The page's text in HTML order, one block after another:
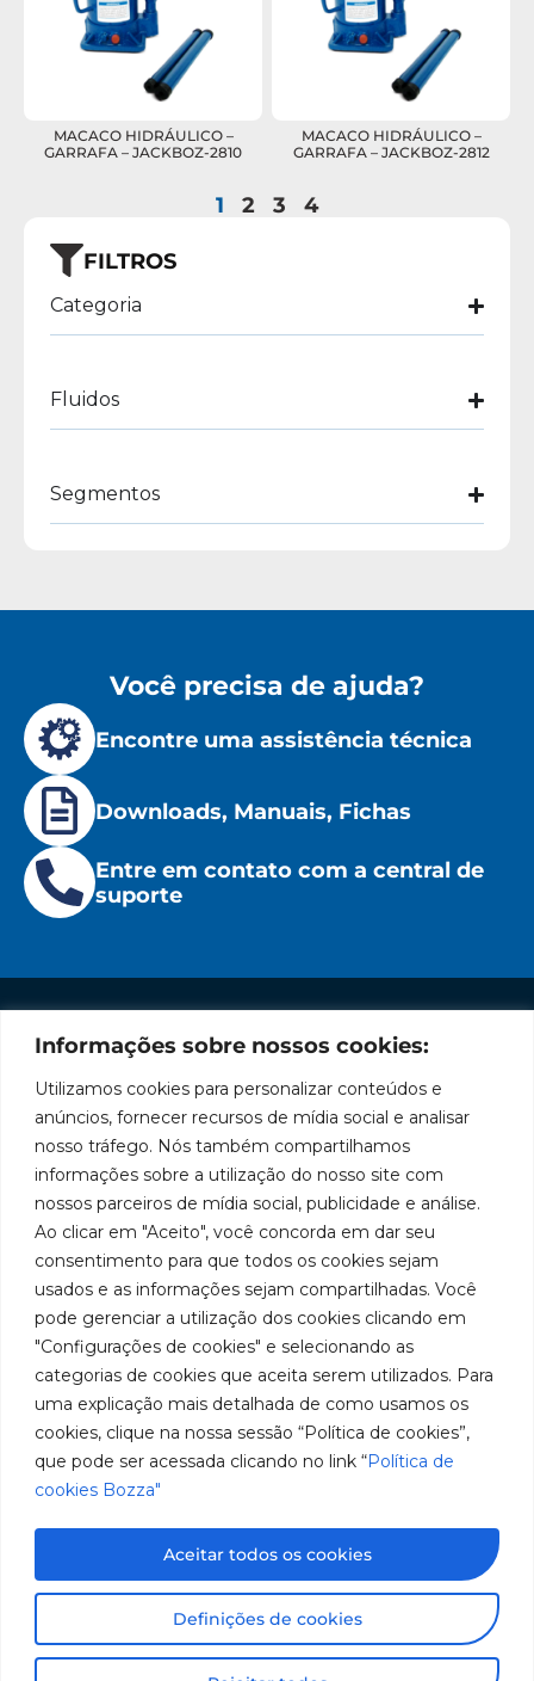
Informações sobre nossos cookies:
Utilizamos cookies para personalizar conteúdos e
anúncios, fornecer recursos de mídia social e analisar
nosso tráfego. Nós também compartilhamos
informações sobre a utilização do nosso site com
nossos parceiros de mídia social, publicidade e análise.
Ao clicar em "Aceito", você concorda em dar seu
consentimento para que todos os cookies sejam
usados e as informações sejam compartilhadas. Você
pode gerenciar a utilização dos cookies clicando em
"Configurações de cookies" e selecionando as
categorias de cookies que aceita serem utilizados. Para
uma explicação mais detalhada de como usamos os
cookies, clique na nossa sessão “Política de cookies”,
que pode ser acessada clicando no link “Política de
cookies Bozza"
Definições de cookies
Aceitar todos os cookies
FILTROS
Categoria
Fluidos
Segmentos
MACACO HIDRÁULICO –
GARRAFA – JACKBOZ-2810
MACACO HIDRÁULICO –
GARRAFA – JACKBOZ-2812
1 2 3 4
Você precisa de ajuda?
Encontre uma assistência técnica
Downloads, Manuais, Fichas
Entre em contato com a central de
suporte
Marca
líder
em
fabricação
de
equipamentos
para
lubrificação
e
abastecimento
da
América
Políticas
Privacidade
Políticas
de
Cookies
Institucional
A Bozza
Produtos
Soluções
Assistências
Técnicas
Seja um
representante
Trabalhe
Conosco
Localização
Rua
Tiradentes,
931 – Anexo
Franchini,
50/96
Bairro: Santa
Terezinha
São Bernardo
do Campo –
SP
Fale
Conosco
SAC: 0800
019 5050
Redes
Facebook
LinkedIn
Instagram
Imagens meramente ilustrativas. Informações sujeitas a
alterações sem aviso prévio. Todos os direitos são